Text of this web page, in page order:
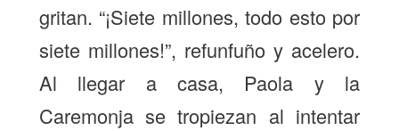
gritan. “¡Siete millones, todo esto por
siete millones!”, refunfuño y acelero.
Al llegar a casa, Paola y la
Caremonja se tropiezan al intentar